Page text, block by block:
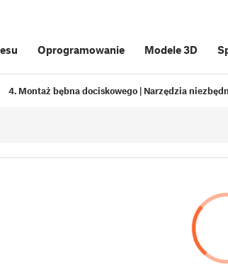
Oprogramowanie Modele 3D
4. Montaż bębna dociskowego | Narzędzia